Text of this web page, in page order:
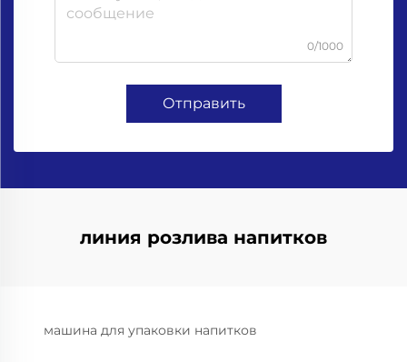
0/1000
Отправить
линия розлива напитков
машина для упаковки напитков